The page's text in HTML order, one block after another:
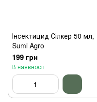
Інсектицид Сілкер 50 мл,
Sumi Agro
199 грн
В наявності